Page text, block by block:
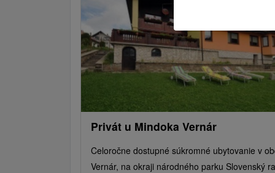
Privát u Mindoka Vernár
Celoročne dostupné súkromné ubytovanie v
Vernár, na okraji národného parku Slovenský